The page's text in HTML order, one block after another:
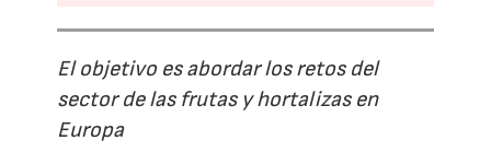
El objetivo es abordar los retos del
sector de las frutas y hortalizas en
Europa